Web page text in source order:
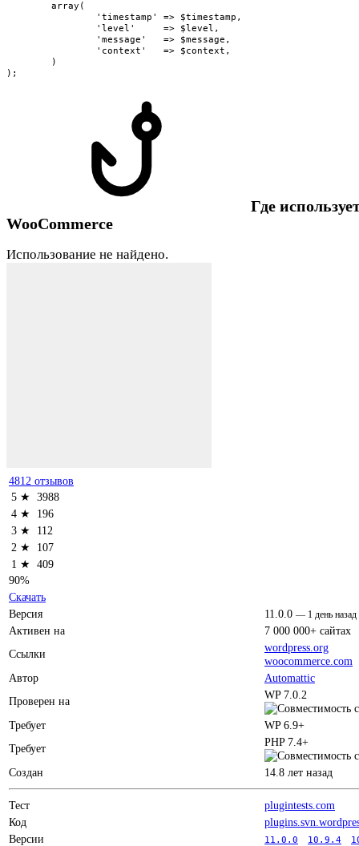
);
Где
WooCommerce
Использование не найдено.
4812 отзывов
5 ★ 3988
4 ★
196
3 ★
112
2 ★
107
1 ★ 409
90%
Скачать
Версия
11.0.0 — 1 день назад
Активен на
7 000 000+ сайтах
Ссылки
wordpress.org
woocommerce.com
Автор
Automattic
Проверен на
WP 7.0.2
Требует
WP 6.9+
Требует
PHP 7.4+
Создан 14.8 лет назад
Тест
plugintests.com
Код
Версии
11.0.0 10.9.4